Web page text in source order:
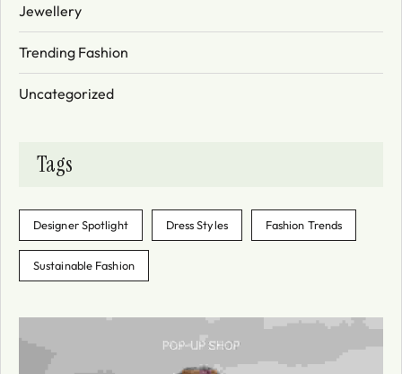
Jewellery
Trending Fashion
Uncategorized
Tags
Designer Spotlight Dress Styles Fashion Trends
Sustainable Fashion